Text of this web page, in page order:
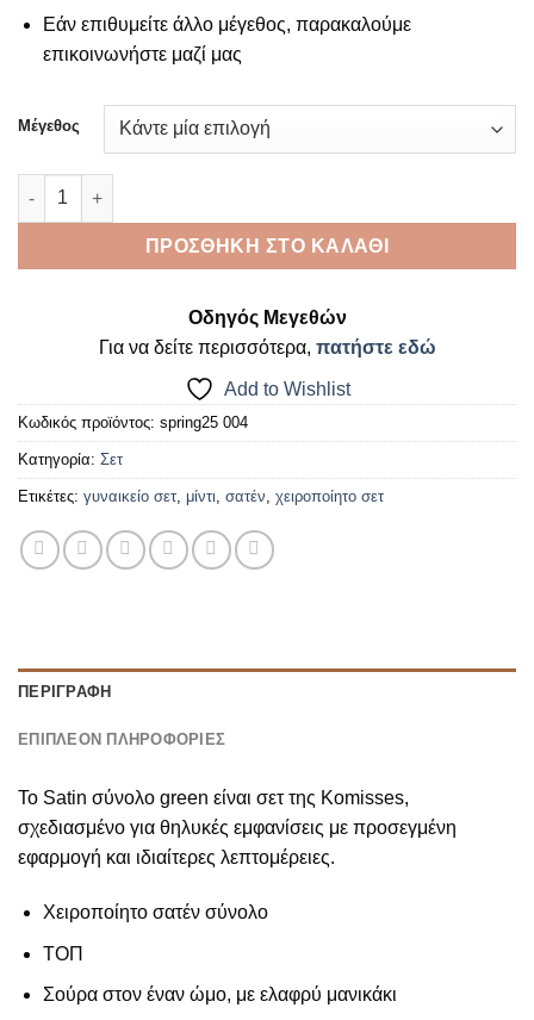
Εάν επιθυμείτε άλλο μέγεθος, παρακαλούμε
επικοινωνήστε μαζί μας
Μέγεθος
Satin σύνολο green ποσότητα
ΠΡΟΣΘΉΚΗ ΣΤΟ ΚΑΛΆΘΙ
Οδηγός Μεγεθών
Για να δείτε περισσότερα, πατήστε εδώ
Add to Wishlist
Κωδικός προϊόντος: spring25 004
Κατηγορία: Σετ
Ετικέτες: γυναικείο σετ, μίντι, σατέν, χειροποίητο σετ
ΠΕΡΙΓΡΑΦΉ
ΕΠΙΠΛΈΟΝ ΠΛΗΡΟΦΟΡΊΕΣ
Το Satin σύνολο green είναι σετ της Komisses,
σχεδιασμένο για θηλυκές εμφανίσεις με προσεγμένη
εφαρμογή και ιδιαίτερες λεπτομέρειες.
Χειροποίητο σατέν σύνολο
ΤΟΠ
Σούρα στον έναν ώμο, με ελαφρύ μανικάκι